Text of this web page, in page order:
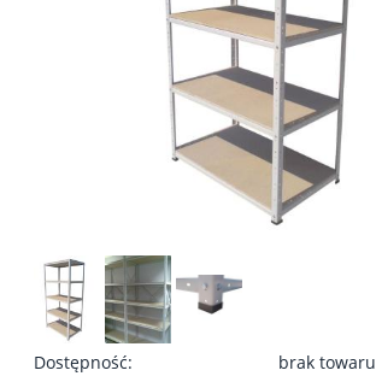
Dostępność: brak towaru